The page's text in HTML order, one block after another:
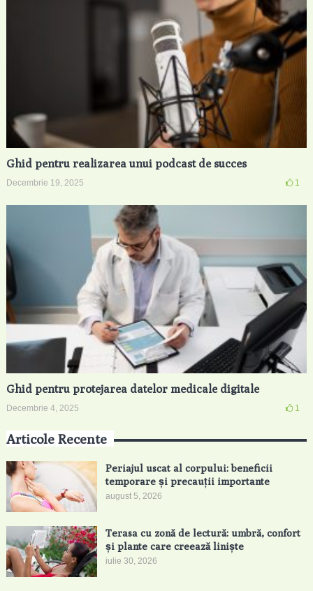
Ghid pentru realizarea unui podcast de succes
Decembrie 19, 2025 1
Ghid pentru protejarea datelor medicale digitale
Decembrie 4, 2025 1
Articole Recente
Periajul uscat al corpului: beneficii
temporare și precauții importante
august 5, 2026
Terasa cu zonă de lectură: umbră, confort
și plante care creează liniște
iulie 30, 2026